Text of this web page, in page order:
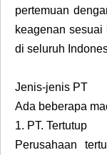
pertemuan
keagenan
di seluruh
Jenis-jenis PT
Ada beberapa
1. PT. Tertutup
Perusahaan